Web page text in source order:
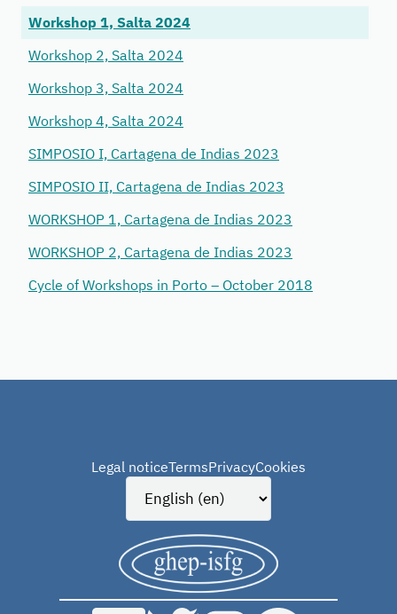
Workshop 1, Salta 2024
Workshop 2, Salta 2024
Workshop 3, Salta 2024
Workshop 4, Salta 2024
SIMPOSIO I, Cartagena de Indias 2023
SIMPOSIO II, Cartagena de Indias 2023
WORKSHOP 1, Cartagena de Indias 2023
WORKSHOP 2, Cartagena de Indias 2023
Cycle of Workshops in Porto – October 2018
Legal noticeTermsPrivacyCookies